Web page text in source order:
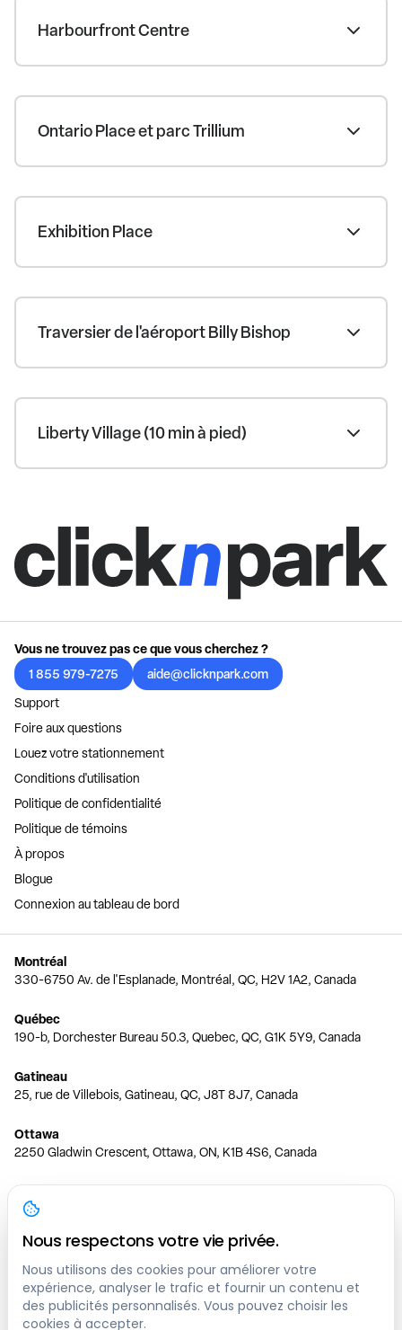
Harbourfront Centre
Ontario Place et parc Trillium
Exhibition Place
Traversier de l'aéroport Billy Bishop
Liberty Village (10 min à pied)
Vous ne trouvez pas ce que vous cherchez ?
1 855 979-7275
aide@clicknpark.com
Support
Foire aux questions
Louez votre stationnement
Conditions d'utilisation
Politique de confidentialité
Politique de témoins
À propos
Blogue
Connexion au tableau de bord
Montréal
330-6750 Av. de l'Esplanade, Montréal, QC, H2V 1A2, Canada
Québec
190-b, Dorchester Bureau 50.3, Quebec, QC, G1K 5Y9, Canada
Gatineau
25, rue de Villebois, Gatineau, QC, J8T 8J7, Canada
Ottawa
2250 Gladwin Crescent, Ottawa, ON, K1B 4S6, Canada
Toronto
150 Ferrand Dr, 6th Floor, Toronto, ON, M3C 3E5, Canada
Vancouver
1200 W 73rd Ave #1415, Vancouver, BC, V6P 6G5, Canada
Calgary
444 5 Ave SW #400 Calgary, AB, T2P 2T8, Canada
Nous respectons votre vie privée.
Nous utilisons des cookies pour améliorer votre
expérience, analyser le trafic et fournir un contenu et
des publicités personnalisés. Vous pouvez choisir les
cookies à accepter.